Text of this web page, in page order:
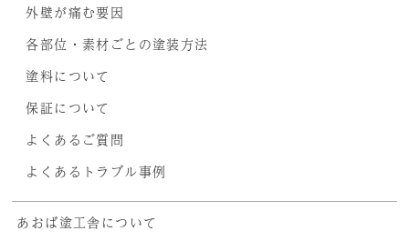
外壁が痛む要因
各部位・素材ごとの塗装方法
塗料について
保証について
よくあるご質問
よくあるトラブル事例
あおば塗工舎について